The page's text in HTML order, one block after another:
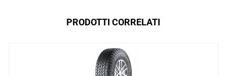
PRODOTTI CORRELATI